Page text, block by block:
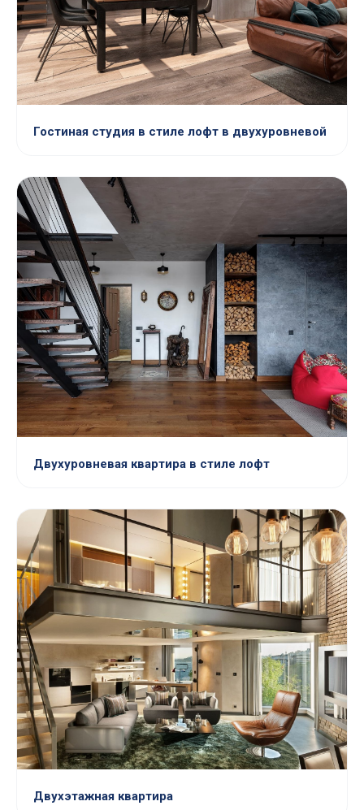
Гостиная студия в стиле лофт в двухуровневой
Двухуровневая квартира в стиле лофт
Двухэтажная квартира